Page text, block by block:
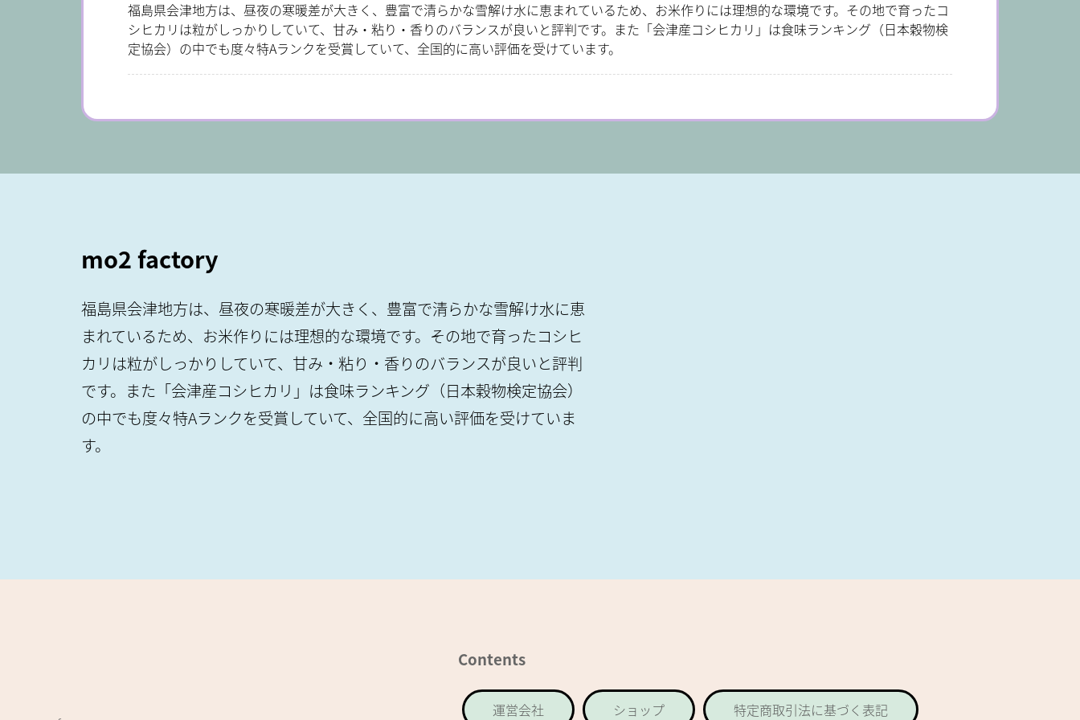
福島県会津地方は、昼夜の寒暖差が大きく、豊富で清らかな雪解け水に恵まれているため、お米作りには理想的な環境です。その地で育ったコ
シヒカリは粒がしっかりしていて、甘み・粘り・香りのバランスが良いと評判です。また「会津産コシヒカリ」は食味ランキング（日本穀物検
定協会）の中でも度々特Aランクを受賞していて、全国的に高い評価を受けています。
mo2 factory
福島県会津地方は、昼夜の寒暖差が大きく、豊富で清らかな雪解け水に恵
まれているため、お米作りには理想的な環境です。その地で育ったコシヒ
カリは粒がしっかりしていて、甘み・粘り・香りのバランスが良いと評判
です。また「会津産コシヒカリ」は食味ランキング（日本穀物検定協会）
の中でも度々特Aランクを受賞していて、全国的に高い評価を受けていま
す。
Contents
運営会社 ショップ 特定商取引法に基づく表記